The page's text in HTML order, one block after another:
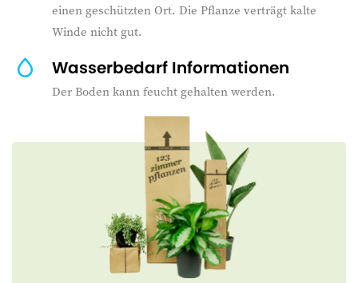
einen geschützten Ort. Die Pflanze verträgt kalte
Winde nicht gut.
Wasserbedarf Informationen
Der Boden kann feucht gehalten werden.